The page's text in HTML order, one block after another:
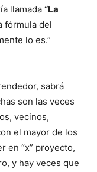
llamada “La
fórmula del
lo es.”
sabrá
son las veces
vecinos,
el mayor de los
en “x” proyecto,
y hay veces que